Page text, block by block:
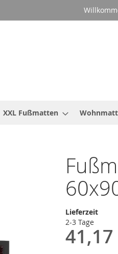
XXL Fußmatten
Lieferzeit
2-3 Tage
41,17